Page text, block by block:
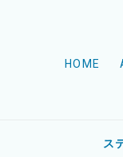
HOME
ス